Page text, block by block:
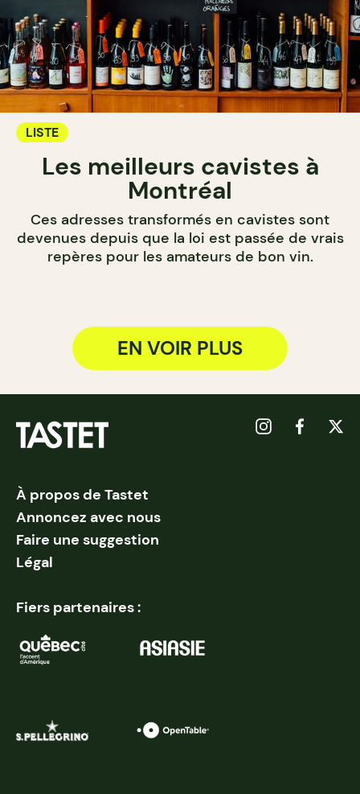
LISTE
Les meilleurs cavistes à
Montréal
Ces adresses transformés en cavistes sont
devenues depuis que la loi est passée de vrais
repères pour les amateurs de bon vin.
EN VOIR PLUS
À propos de Tastet
Annoncez avec nous
Faire une suggestion
Légal
Fiers partenaires :